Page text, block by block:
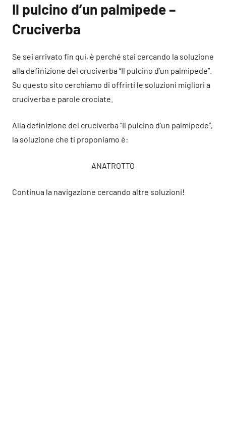
Il pulcino d’un palmipede –
Cruciverba
Se sei arrivato fin qui, è perché stai cercando la soluzione
alla definizione del cruciverba “Il pulcino d’un palmipede”.
Su questo sito cerchiamo di offrirti le soluzioni migliori a
cruciverba e parole crociate.
Alla definizione del cruciverba “Il pulcino d’un palmipede”,
la soluzione che ti proponiamo è:
ANATROTTO
Continua la navigazione cercando altre soluzioni!